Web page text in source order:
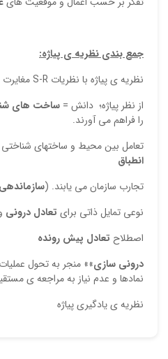
جمع بندی نظریه ی پیاژه:
نظریه ی پیاژه با نظریات S-R مغایرت دارد.
از نظر پیاژه؛ دانش = ساخت های
را فراهم می آورند.
تعامل بین محیط و ساختهای شناختی
انطباق
تجارب سازمان می یابند. (
نوعی تمایل ذاتی برای تعادل درونی
اصطلاح تعادل پیش رونده
درونی سازی»» منجر به تحول
نمادها و عدم نیاز به مراجعه ی
نظریه ی یادگیری پیاژه